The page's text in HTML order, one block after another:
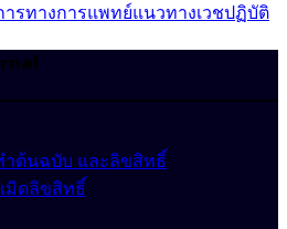
ารทางการแพทย์แนวทางเวชปฏิบัติ
ำต้นฉบับ และลิขสิทธิ์
มิดลิขสิทธิ์